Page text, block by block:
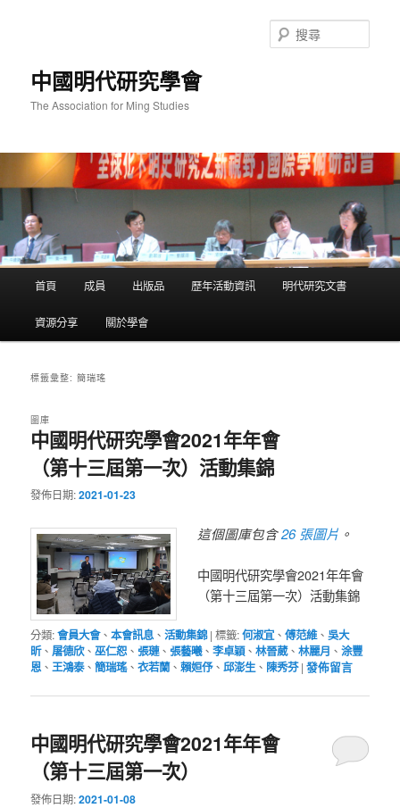
中國明代研究學會
The Association for Ming Studies
尋
首頁 成員 出版品 歷年活動資訊 明代研究文書
資源分享 關於學會
標籤彙整:簡瑞瑤
中國明代研究學會2021年年會
（第十三屆第一次）活動集錦
圖庫
發佈日期:2021-01-23
這個圖庫包含26 張圖片 。
中國明代研究學會2021年年會
（第十三屆第一次）活動集錦
分類:會員大會、本會訊息、活動集錦 |標籤:何淑宜、傅范維、吳大
昕、屠德欣、巫仁恕、張璉、張藝曦、李卓穎、林晉葳、林麗月 、涂豐
恩、王鴻泰、簡瑞瑤、衣若蘭、賴姮伃、邱澎生、 陳秀芬 |發佈留言
中國明代研究學會2021年年會
（第十三屆第一次）
發佈日期:2021-01-08